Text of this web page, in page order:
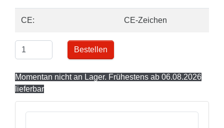
CE: CE-Zeichen
Bestellen
Momentan nicht an Lager. Frühestens ab 06.08.2026
lieferbar